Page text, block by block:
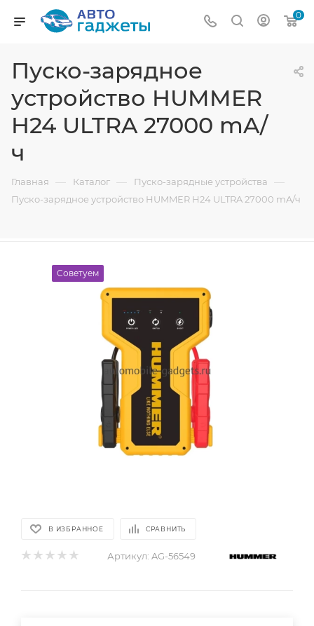
0
Пуско-зарядное
устройство HUMMER
H24 ULTRA 27000 mA/
ч
Главная — Каталог — Пуско-зарядные устройства —
Пуско-зарядное устройство HUMMER H24 ULTRA 27000 mA/ч
Советуем
В ИЗБРАННОЕ СРАВНИТЬ
Артикул: AG-56549